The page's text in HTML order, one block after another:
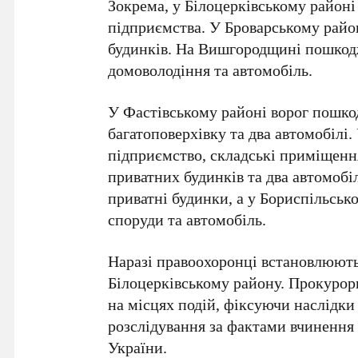
Зокрема, уБілоцерківському районі
підприємства. УБроварському
будинків. НаВишгородщині
домоволодіння та автомобіль.
УФастівському районі ворог
багатоповерхівку тадва автомобілі
підприємство, складські
приватних будинків та два
приватні будинки, а у
споруди та автомобіль.
Наразі правоохоронці
Білоцерківському району.
на місцях подій, фіксуючи
розслідування за фактами
України.